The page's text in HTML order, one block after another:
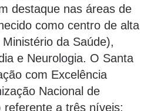
destaque nas áreas de
como centro de alta
da Saúde),
e Neurologia. O Santa
com Excelência
Nacional de
referente a três níveis: